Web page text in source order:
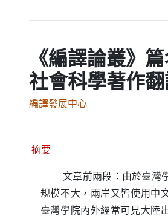
《編譯論叢》
社會科學著作
編譯發展中心
摘要
文章前兩段：由於臺灣
規模不大，兩岸又皆使用中
臺灣學院內外經常可見大陸